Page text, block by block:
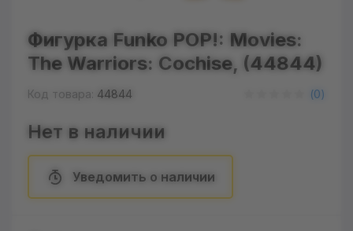
Фигурка Funko POP!: Movies:
The Warriors: Cochise, (44844)
Код товара: 44844 (0)
Нет в наличии
Уведомить о наличии